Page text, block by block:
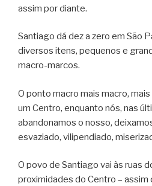
assim por diante.
Santiago dá dez a zero em São
diversos itens, pequenos e
macro-marcos.
O ponto macro mais macro,
um Centro, enquanto nós, nas
abandonamos o nosso,
esvaziado, vilipendiado,
O povo de Santiago vai às ruas
proximidades do Centro – assim